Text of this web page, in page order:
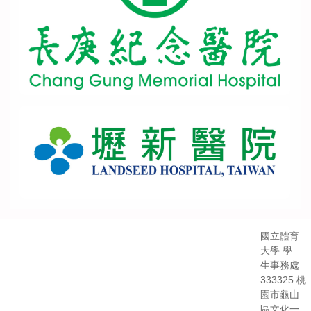
國立體育
大學 學
生事務處
333325 桃
園市龜山